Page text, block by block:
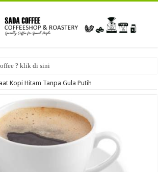
? klik di sini
Kopi Hitam Tanpa Gula Putih